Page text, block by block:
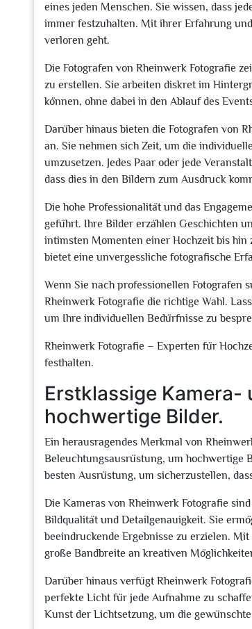
eines jeden Menschen. Sie wissen, dass
immer festzuhalten. Mit ihrer Erfahrung
verloren geht.
Die Fotografen von Rheinwerk Fotografie
zu erstellen. Sie arbeiten diskret im
können, ohne dabei in den Ablauf des
Darüber hinaus bieten die Fotografen von
an. Sie nehmen sich Zeit, um die
umzusetzen. Jedes Paar oder jede
dass dies in den Bildern zum Ausdruck
Die hohe Professionalität und das
geführt. Ihre Bilder erzählen Geschichten
intimsten Momenten einer Hochzeit bis hin
bietet eine unvergessliche fotografische
Wenn Sie nach professionellen Fotografen
Rheinwerk Fotografie die richtige Wahl.
um Ihre individuellen Bedürfnisse zu
Rheinwerk Fotografie – Experten für
festhalten.
Erstklassige
hochwertige Bilder.
Ein herausragendes Merkmal von
Beleuchtungsausrüstung, um hochwertige
besten Ausrüstung, um sicherzustellen,
Die Kameras von Rheinwerk Fotografie
Bildqualität und Detailgenauigkeit. Sie
beeindruckende Ergebnisse zu erzielen.
große Bandbreite an kreativen
Darüber hinaus verfügt Rheinwerk
perfekte Licht für jede Aufnahme zu
Kunst der Lichtsetzung, um die